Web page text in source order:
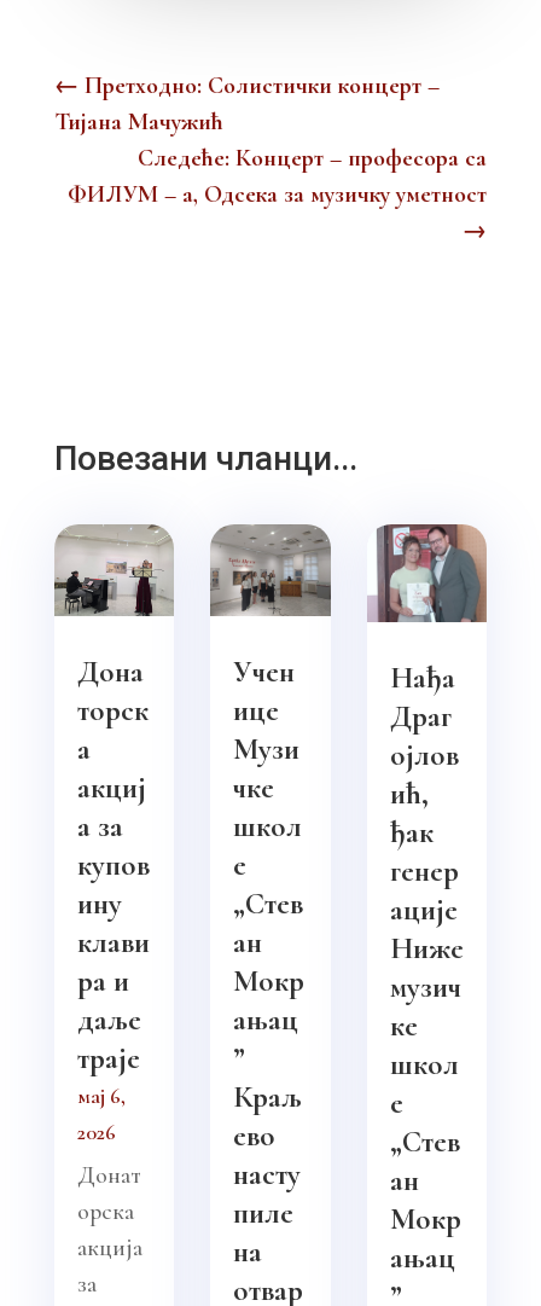
← Претходно: Солистички концерт –
Тијана Мачужић
Следеће: Концерт – професора са
ФИЛУМ – а, Одсека за музичку уметност
→
Повезани чланци...
Дона
торск
а
акциј
а за
купов
ину
клави
ра и
даље
траје
мај 6,
2026
Донат
орска
акција
за
Учен
ице
Музи
чке
школ
е
„Стев
ан
Мокр
ањац
”
Краљ
ево
насту
пиле
на
отвар
Нађа
Драг
ојлов
ић,
ђак
генер
ације
Ниже
музич
ке
школ
е
„Стев
ан
Мокр
ањац
”